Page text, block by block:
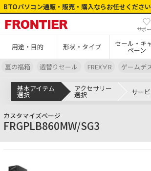
BTOパソコン通販・販売・購入ならお任せください
サポ
用途・目的 形状・タイプ セール・キ
ペーン
夏の福箱 週替りセール FREX∀R ゲームデ
基本アイテム
選択
アクセサリー
選択 サー
カスタマイズページ
FRGPLB860MW/SG3